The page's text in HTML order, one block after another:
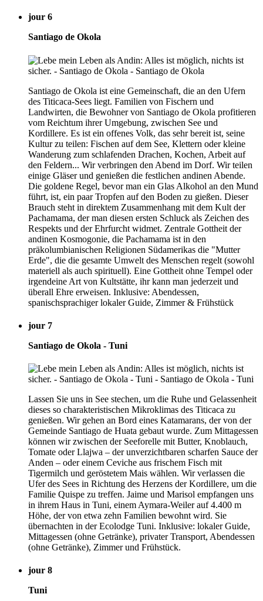
jour 6
Santiago de Okola
Santiago de Okola ist eine Gemeinschaft, die an den Ufern
des Titicaca-Sees liegt. Familien von Fischern und
Landwirten, die Bewohner von Santiago de Okola profitieren
vom Reichtum ihrer Umgebung, zwischen See und
Kordillere. Es ist ein offenes Volk, das sehr bereit ist, seine
Kultur zu teilen: Fischen auf dem See, Klettern oder kleine
Wanderung zum schlafenden Drachen, Kochen, Arbeit auf
den Feldern... Wir verbringen den Abend im Dorf. Wir teilen
einige Gläser und genießen die festlichen andinen Abende.
Die goldene Regel, bevor man ein Glas Alkohol an den Mund
führt, ist, ein paar Tropfen auf den Boden zu gießen. Dieser
Brauch steht in direktem Zusammenhang mit dem Kult der
Pachamama, der man diesen ersten Schluck als Zeichen des
Respekts und der Ehrfurcht widmet. Zentrale Gottheit der
andinen Kosmogonie, die Pachamama ist in den
präkolumbianischen Religionen Südamerikas die "Mutter
Erde", die die gesamte Umwelt des Menschen regelt (sowohl
materiell als auch spirituell). Eine Gottheit ohne Tempel oder
irgendeine Art von Kultstätte, ihr kann man jederzeit und
überall Ehre erweisen. Inklusive: Abendessen,
spanischsprachiger lokaler Guide, Zimmer & Frühstück
jour 7
Santiago de Okola - Tuni
Lassen Sie uns in See stechen, um die Ruhe und Gelassenheit
dieses so charakteristischen Mikroklimas des Titicaca zu
genießen. Wir gehen an Bord eines Katamarans, der von der
Gemeinde Santiago de Huata gebaut wurde. Zum Mittagessen
können wir zwischen der Seeforelle mit Butter, Knoblauch,
Tomate oder Llajwa – der unverzichtbaren scharfen Sauce der
Anden – oder einem Ceviche aus frischem Fisch mit
Tigermilch und geröstetem Mais wählen. Wir verlassen die
Ufer des Sees in Richtung des Herzens der Kordillere, um die
Familie Quispe zu treffen. Jaime und Marisol empfangen uns
in ihrem Haus in Tuni, einem Aymara-Weiler auf 4.400 m
Höhe, der von etwa zehn Familien bewohnt wird. Sie
übernachten in der Ecolodge Tuni. Inklusive: lokaler Guide,
Mittagessen (ohne Getränke), privater Transport, Abendessen
(ohne Getränke), Zimmer und Frühstück.
jour 8
Tuni